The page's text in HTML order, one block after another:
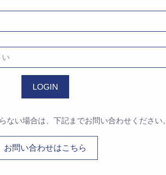
ない場合は、下記までお問い合わせください。
お問い合わせはこちら